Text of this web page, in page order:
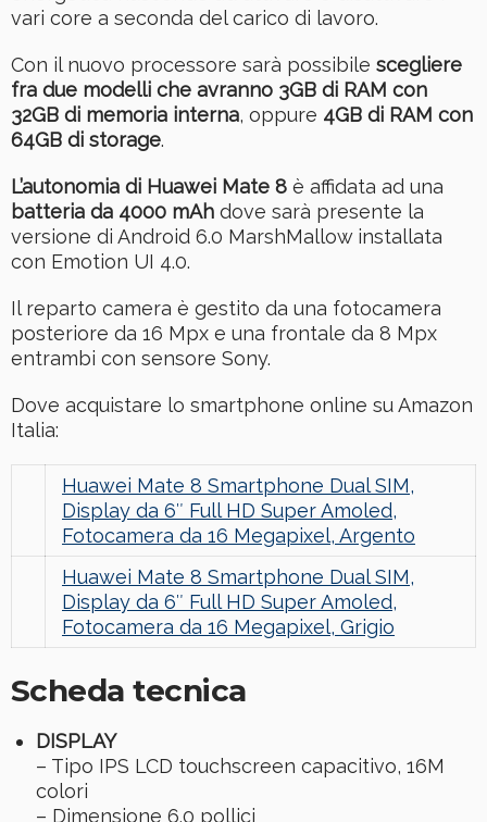
vari core a seconda del carico di lavoro.
Con il nuovo processore sarà possibile scegliere
fra due modelli che avranno 3GB di RAM con
32GB di memoria interna, oppure 4GB di RAM con
64GB di storage.
L’autonomia di Huawei Mate 8 è affidata ad una
batteria da 4000 mAh dove sarà presente la
versione di Android 6.0 MarshMallow installata
con Emotion UI 4.0.
Il reparto camera è gestito da una fotocamera
posteriore da 16 Mpx e una frontale da 8 Mpx
entrambi con sensore Sony.
Dove acquistare lo smartphone online su Amazon
Italia:
Huawei Mate 8 Smartphone Dual SIM,
Display da 6″ Full HD Super Amoled,
Fotocamera da 16 Megapixel, Argento
Huawei Mate 8 Smartphone Dual SIM,
Display da 6″ Full HD Super Amoled,
Fotocamera da 16 Megapixel, Grigio
Scheda tecnica
DISPLAY
– Tipo IPS LCD touchscreen capacitivo, 16M
colori
– Dimensione 6.0 pollici